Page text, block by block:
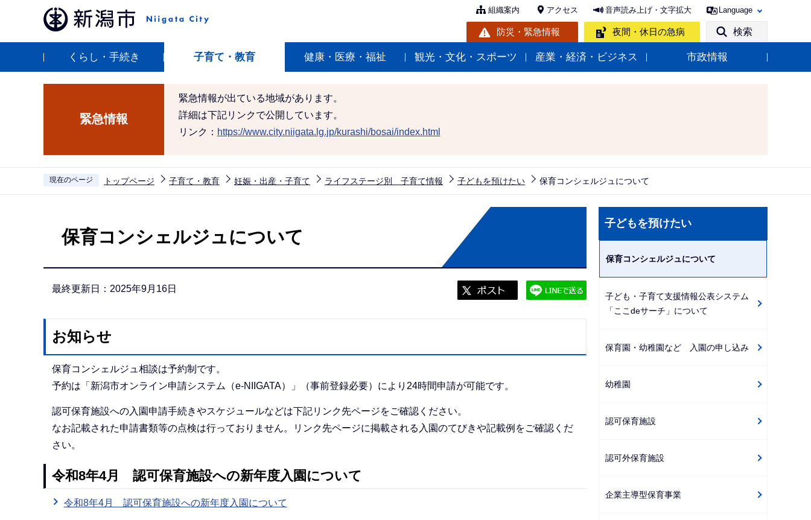
ペ
組織案内 アクセス 音声読み上げ・文字拡大 Language
防災・緊急情報 夜間・休日の急病 検索
くらし・手続き 子育て・教育 健康・医療・福祉 観光・文化・スポーツ 産業・経済・ビジネス 市政情報
緊急情報
緊急情報が出ている地域があります。
詳細は下記リンクで公開しています。
リンク： https://www.city.niigata.lg.jp/kurashi/bosai/index.html
現在のページ トップページ 子育て・教育 妊娠・出産・子育て ライフステージ別 子育て情報 子どもを預けたい 保育コンシェルジュについて
保育コンシェルジュについて
最終更新日：2025年9月16日
お知らせ
保育コンシェルジュ相談は予約制です。
予約は「新潟市オンライン申請システム（e-NIIGATA）」（事前登録必要）により24時間申請が可能です。
認可保育施設への入園申請手続きやスケジュールなどは下記リンク先ページをご確認ください。
なお記載された申請書類等の点検は行っておりません。リンク先ページに掲載される入園のてびきや記載例をご確認くだ
さい。
令和8年4月 認可保育施設への新年度入園について
令和8年4月 認可保育施設への新年度入園について
ビ
ー
ン
こ
ら
子どもを預けたい
保育コンシェルジュについて
子ども・子育て支援情報公表システム
「ここdeサーチ」について
保育園・幼稚園など 入園の申し込み
幼稚園
認可保育施設
認可外保育施設
企業主導型保育事業